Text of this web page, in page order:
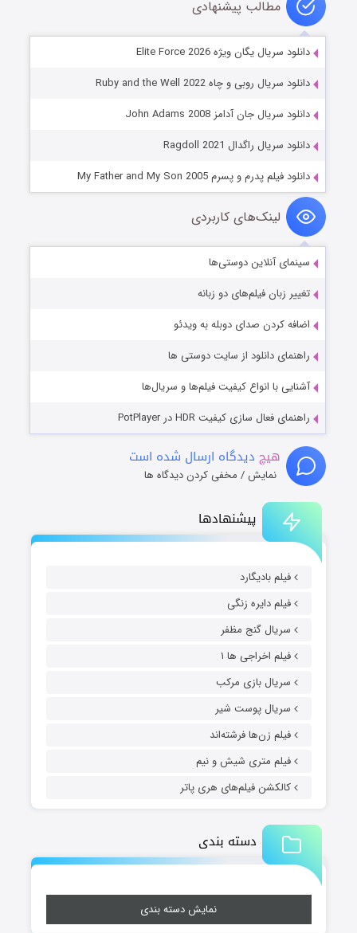
پیشنهادها
فیلم بادیگارد
فیلم دایره زنگی
سریال گنج مظفر
فیلم اخراجی ها ۱
سریال بازی مرکب
سریال پوست شیر
فیلم زن‌ها فرشته‌اند
فیلم متری شیش و نیم
کالکشن فیلم‌های هری پاتر
دسته بندی
نمایش دسته بندی
مطالب پیشنهادی
دانلود سریال یگان ویژه Elite Force 2026
دانلود سریال روبی و چاه Ruby and the Well 2022
دانلود سریال جان آدامز John Adams 2008
دانلود سریال راگدال Ragdoll 2021
دانلود فیلم پدرم و پسرم My Father and My Son 2005
لینک‌های کاربردی
سینمای آنلاین دوستی‌ها
تغییر زبان فیلم‌های دو زبانه
اضافه کردن صدای دوبله به ویدئو
راهنمای دانلود از سایت دوستی ها
آشنایی با انواع کیفیت فیلم‌ها و سریال‌ها
راهنمای فعال سازی کیفیت HDR در PotPlayer
هیچ دیدگاه ارسال شده است
نمایش / مخفی کردن دیدگاه ها